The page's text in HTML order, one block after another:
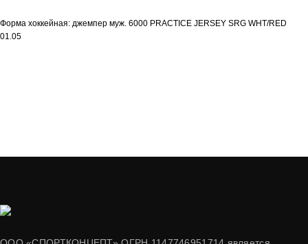
Форма хоккейная: джемпер муж. 6000 PRACTICE JERSEY SRG WHT/RED
01.05